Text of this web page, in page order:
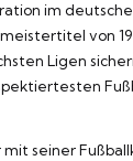
im
von
Ligen
seiner